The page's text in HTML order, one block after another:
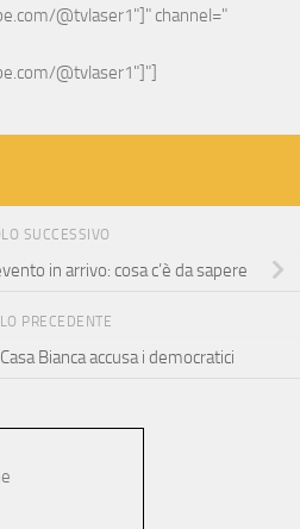
@tvlaser1"]" channel="
@tvlaser1"]"]
SUCCESSIVO
in arrivo: cosa c’è da sapere
PRECEDENTE
Bianca accusa i democratici